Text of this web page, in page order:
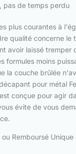
pas de temps perdu
plus courantes à
qualité concerne le
avoir laissé tremper
formules moins
la couche brûlée
pour métal
conçue pour agir
évite de vous
Remboursé